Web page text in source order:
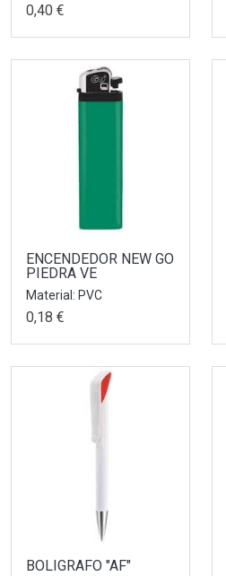
0,40 €
ENCENDEDOR NEW GO
PIEDRA VE
Material: PVC
0,18 €
BOLIGRAFO "AF"